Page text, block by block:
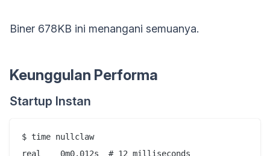
Biner 678KB ini menangani semuanya.
Keunggulan Performa
Startup Instan
$ time nullclaw